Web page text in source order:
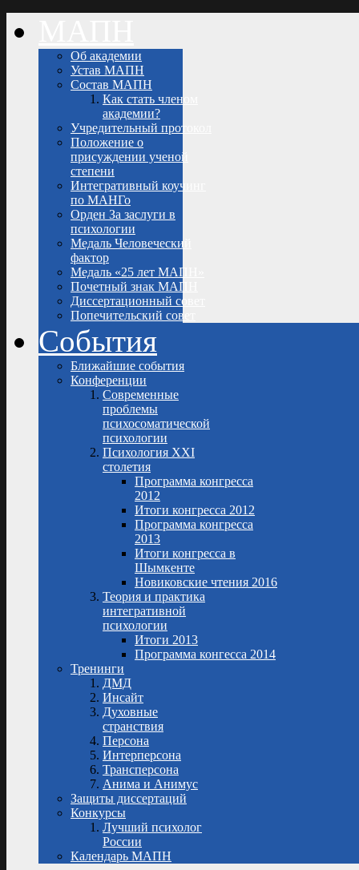
Об академии
Устав МАПН
Состав МАПН
Как стать членом
академии?
Учредительный протокол
Положение о
присуждении ученой
степени
Интегративный коучинг
по МАНГо
Орден За заслуги в
психологии
Медаль Человеческий
фактор
Медаль «25 лет МАПН»
Почетный знак МАПН
Диссертационный совет
Попечительский совет
События
Ближайшие события
Конференции
Современные
проблемы
психосоматической
психологии
Психология XXI
столетия
Программа конгресса
2012
Итоги конгресса 2012
Программа конгресса
2013
Итоги конгресса в
Шымкенте
Новиковские чтения 2016
Теория и практика
интегративной
психологии
Итоги 2013
Программа конгесса 2014
Тренинги
ДМД
Инсайт
Духовные
странствия
Персона
Интерперсона
Трансперсона
Анима и Анимус
Защиты диссертаций
Конкурсы
Лучший психолог
России
Календарь МАПН